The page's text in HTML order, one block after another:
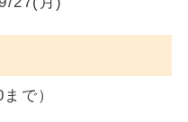
で）